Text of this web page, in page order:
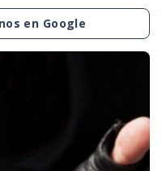
en Google